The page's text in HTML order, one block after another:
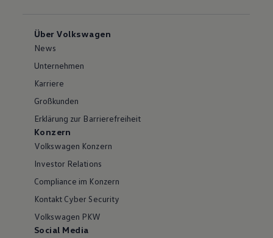
Über Volkswagen
News
Unternehmen
Karriere
Großkunden
Erklärung zur Barrierefreiheit
Konzern
Volkswagen Konzern
Investor Relations
Compliance im Konzern
Kontakt Cyber Security
Volkswagen PKW
Social Media